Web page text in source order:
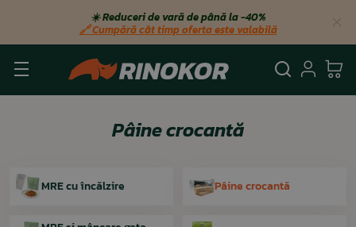
☀️ Reduceri de vară de până la −40%
🔗 Cumpără cât timp oferta este valabilă
Căutare
Pâine crocantă
MRE cu încălzire Pâine crocantă